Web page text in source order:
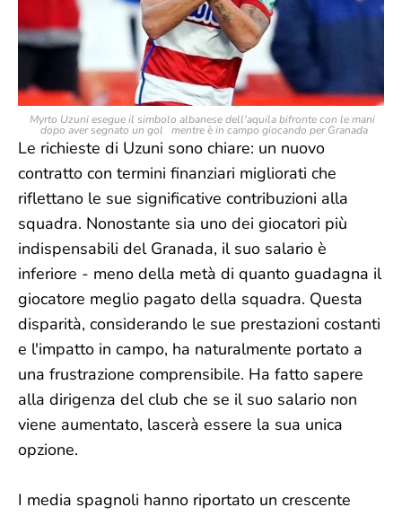
Myrto Uzuni esegue il simbolo albanese dell'aquila bifronte con le mani
dopo aver segnato un gol mentre è in campo giocando per Granada
Le richieste di Uzuni sono chiare: un nuovo
contratto con termini finanziari migliorati che
riflettano le sue significative contribuzioni alla
squadra. Nonostante sia uno dei giocatori più
indispensabili del Granada, il suo salario è
inferiore - meno della metà di quanto guadagna il
giocatore meglio pagato della squadra. Questa
disparità, considerando le sue prestazioni costanti
e l'impatto in campo, ha naturalmente portato a
una frustrazione comprensibile. Ha fatto sapere
alla dirigenza del club che se il suo salario non
viene aumentato, lascerà essere la sua unica
opzione.
I media spagnoli hanno riportato un crescente